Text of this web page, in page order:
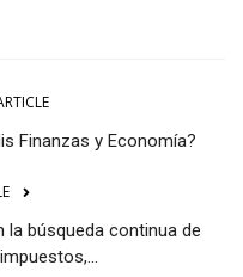
Finanzas y Economía?
búsqueda continua de